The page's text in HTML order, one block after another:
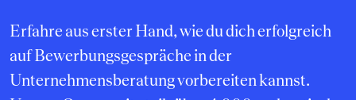
Erfahre aus erster Hand, wie du dich erfolgreich
auf Bewerbungsgespräche in der
Unternehmensberatung vorbereiten kannst.